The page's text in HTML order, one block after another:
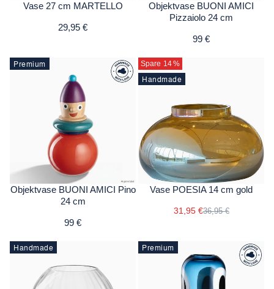
Vase 27 cm MARTELLO
29,95 €
Objektvase BUONI AMICI
Pizzaiolo 24 cm
99 €
Premium
Objektvase BUONI AMICI Pino
24 cm
99 €
Spare 14%
Handmade
Vase POESIA 14 cm gold
31,95 €36,95 €
Handmade Premium